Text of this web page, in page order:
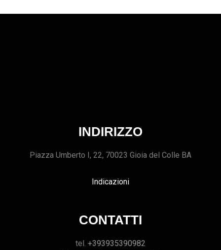
INDIRIZZO
Piazza Umberto I, 22, 70023 Gioia del Colle BA
Indicazioni
CONTATTI
tel. +393935390982